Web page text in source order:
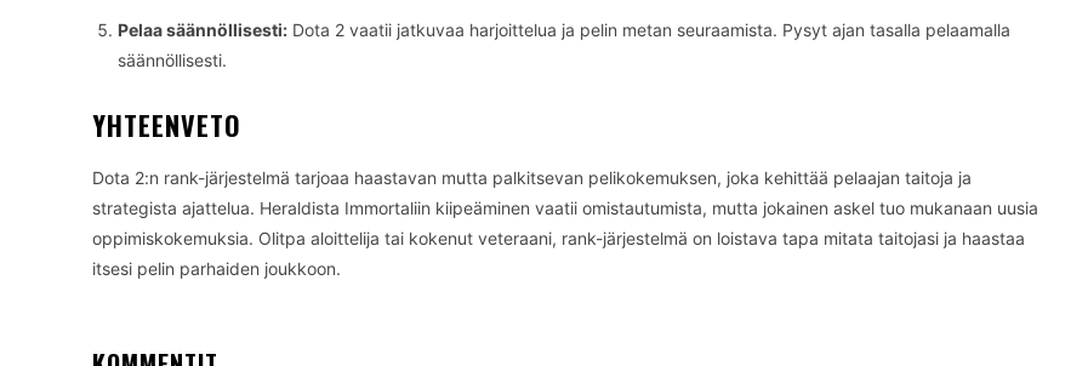
Pelaa säännöllisesti: Dota 2 vaatii jatkuvaa harjoittelua ja pelin metan seuraamista. Pysyt ajan tasalla pelaamalla
säännöllisesti.
YHTEENVETO
Dota 2:n rank-järjestelmä tarjoaa haastavan mutta palkitsevan pelikokemuksen, joka kehittää pelaajan taitoja ja
strategista ajattelua. Heraldista Immortaliin kiipeäminen vaatii omistautumista, mutta jokainen askel tuo mukanaan uusia
oppimiskokemuksia. Olitpa aloittelija tai kokenut veteraani, rank-järjestelmä on loistava tapa mitata taitojasi ja haastaa
itsesi pelin parhaiden joukkoon.